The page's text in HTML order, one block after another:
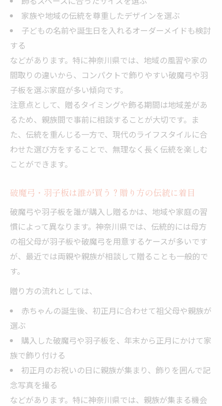
家族や地域の伝統を尊重したデザインを選ぶ
子どもの名前や誕生日を入れるオーダーメイドも検討
する
などがあります。特に神奈川県では、地域の風習や家の
間取りの違いから、コンパクトで飾りやすい破魔弓や羽
子板を選ぶ家庭が多い傾向です。
注意点として、贈るタイミングや飾る期間は地域差があ
るため、親族間で事前に相談することが大切です。ま
た、伝統を重んじる一方で、現代のライフスタイルに合
わせた選び方をすることで、無理なく長く伝統を楽しむ
ことができます。
破魔弓・羽子板は誰が買う？贈り方の伝統に着目
破魔弓や羽子板を誰が購入し贈るかは、地域や家庭の習
慣によって異なります。神奈川県では、伝統的には母方
の祖父母が羽子板や破魔弓を用意するケースが多いです
が、最近では両親や親族が相談して贈ることも一般的で
す。
贈り方の流れとしては、
赤ちゃんの誕生後、初正月に合わせて祖父母や親族が
選ぶ
購入した破魔弓や羽子板を、年末から正月にかけて家
族で飾り付ける
初正月のお祝いの日に親族が集まり、飾りを囲んで記
念写真を撮る
などがあります。特に神奈川県では、親族が集まる機会